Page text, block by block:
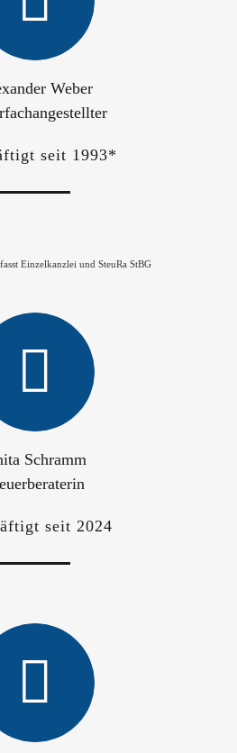
Weber
seit 1993*
Einzelkanzlei und SteuRa StBG
Schramm
seit 2024